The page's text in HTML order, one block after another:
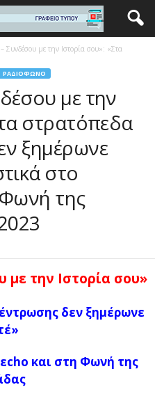
Συνδέσου με την Ιστορία σου»: «Στα
ΡΑΔΙΌΦΩΝΟ
με την
στρατόπεδα
ξημέρωνε
στο
Φωνή της
με την Ιστορία σου»
δεν ξημέρωνε
και στη Φωνή της